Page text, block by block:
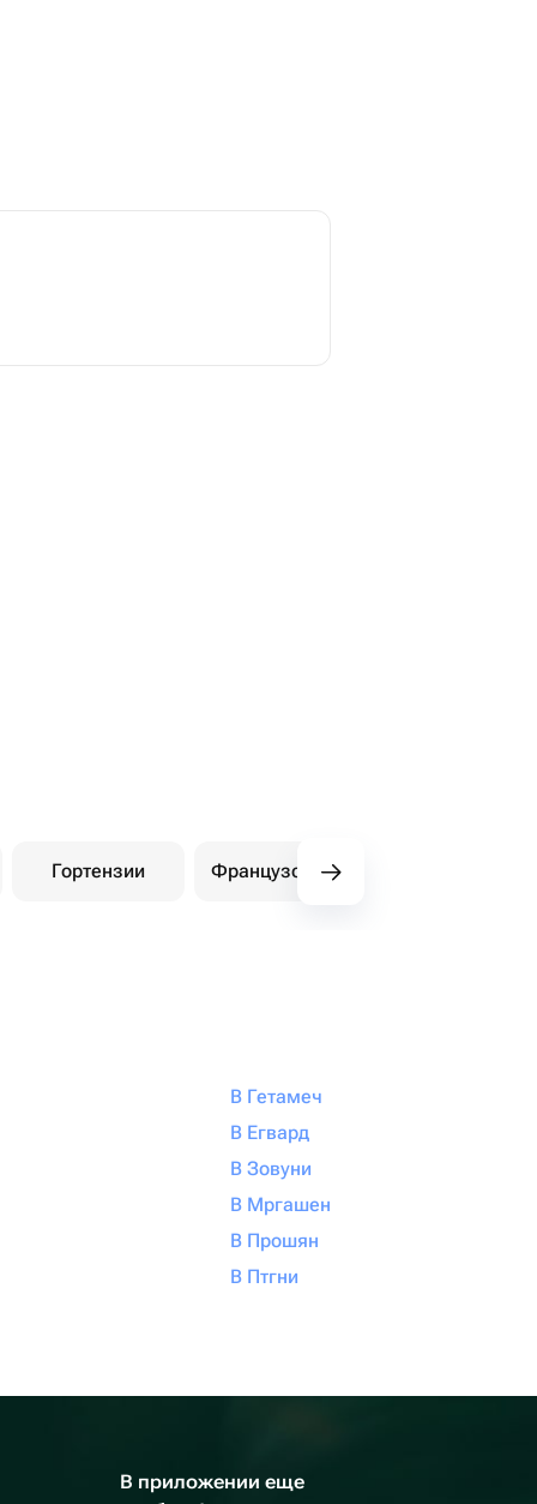
Гортензии Французские розы
В Гетамеч
В Егвард
В Зовуни
В Мргашен
В Прошян
В Птгни
В приложении еще